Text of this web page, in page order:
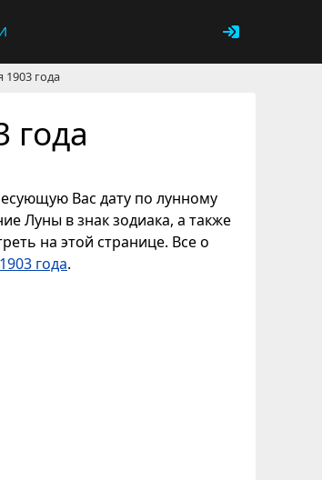
1903 года
года
Вас дату по лунному
Луны в знак зодиака, а также
на этой странице. Все о
года.